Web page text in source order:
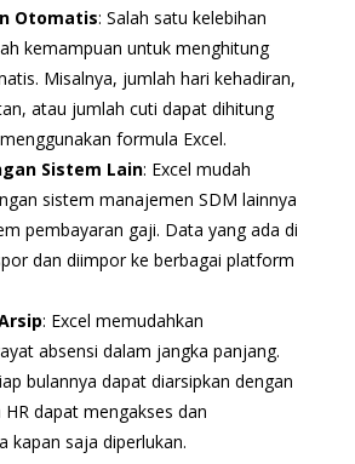
Otomatis: Salah satu kelebihan
kemampuan untuk menghitung
Misalnya, jumlah hari kehadiran,
atau jumlah cuti dapat dihitung
formula Excel.
Sistem Lain: Excel mudah
sistem manajemen SDM lainnya
pembayaran gaji. Data yang ada di
dan diimpor ke berbagai platform
: Excel memudahkan
absensi dalam jangka panjang.
bulannya dapat diarsipkan dengan
dapat mengakses dan
kapan saja diperlukan.